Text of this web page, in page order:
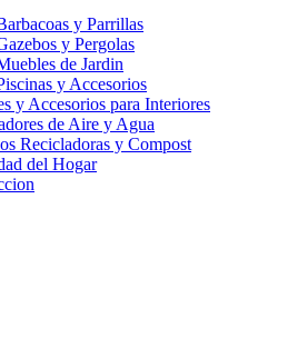
y Parrillas
y Pergolas
de Jardin
y Accesorios
y Accesorios para Interiores
de Aire y Agua
Recicladoras y Compost
del Hogar